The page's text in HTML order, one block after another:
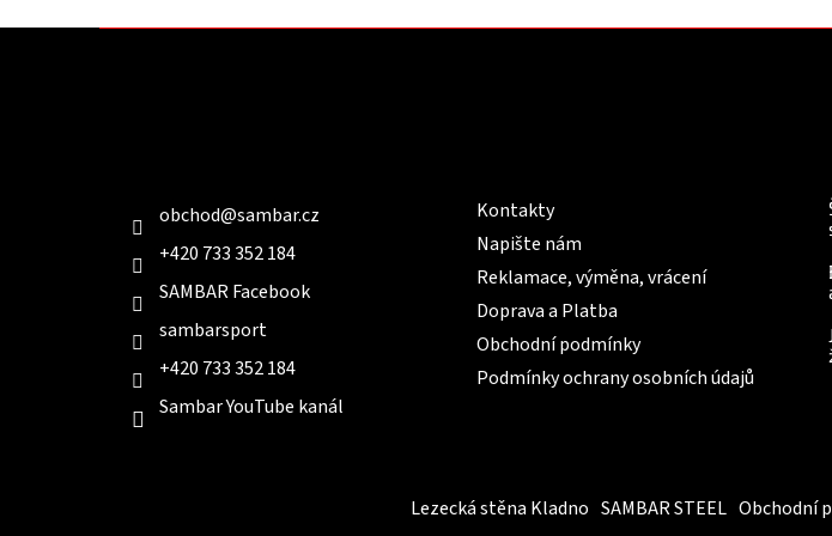
obchod@sambar.cz
+420 733 352 184
SAMBAR Facebook
sambarsport
+420 733 352 184
Sambar YouTube kanál
Kontakty
Napište nám
Reklamace, výměna, vrácení
Doprava a Platba
Obchodní podmínky
Podmínky ochrany osobních údajů
Lezecká stěna Kladno SAMBAR STEEL Obchodní